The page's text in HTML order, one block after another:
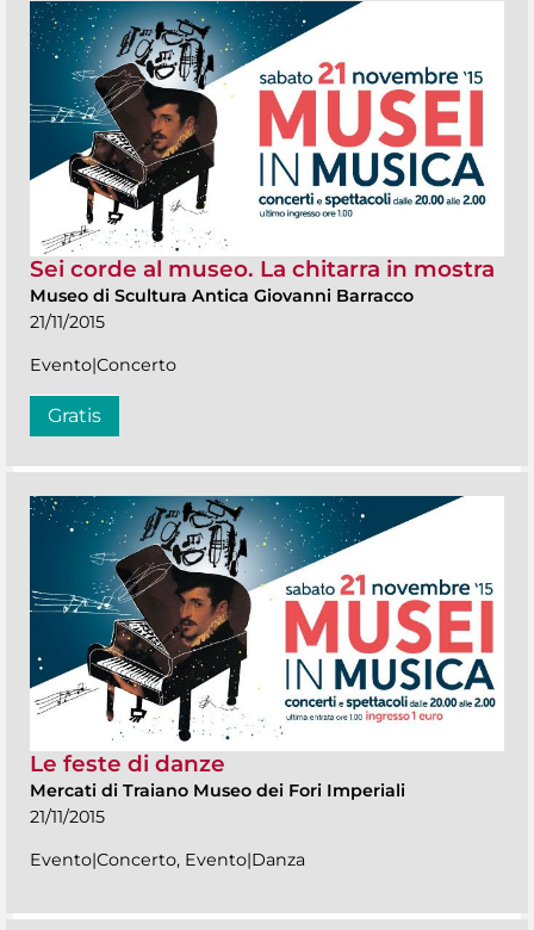
Sei corde al museo. La chitarra in mostra
Museo di Scultura Antica Giovanni Barracco
21/11/2015
Evento|Concerto
Gratis
Le feste di danze
Mercati di Traiano Museo dei Fori Imperiali
21/11/2015
Evento|Concerto, Evento|Danza